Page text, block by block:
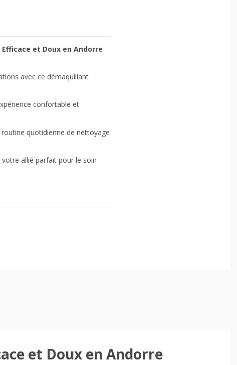
et Doux en Andorre
avec ce démaquillant
confortable et
quotidienne de nettoyage
votre allié parfait pour le soin
et Doux en Andorre